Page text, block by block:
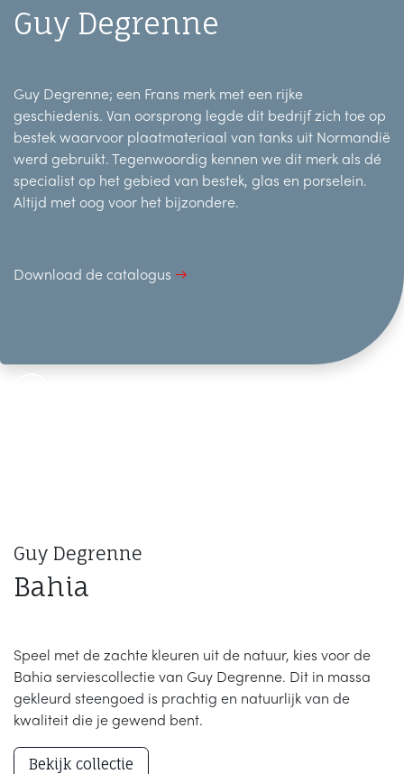
Guy Degrenne
Guy Degrenne; een Frans merk met een rijke
geschiedenis. Van oorsprong legde dit bedrijf zich toe op
bestek waarvoor plaatmateriaal van tanks uit Normandië
werd gebruikt. Tegenwoordig kennen we dit merk als dé
specialist op het gebied van bestek, glas en porselein.
Altijd met oog voor het bijzondere.
Download de catalogus →
Guy Degrenne
Bahia
Speel met de zachte kleuren uit de natuur, kies voor de
Bahia serviescollectie van Guy Degrenne. Dit in massa
gekleurd steengoed is prachtig en natuurlijk van de
kwaliteit die je gewend bent.
Bekijk collectie